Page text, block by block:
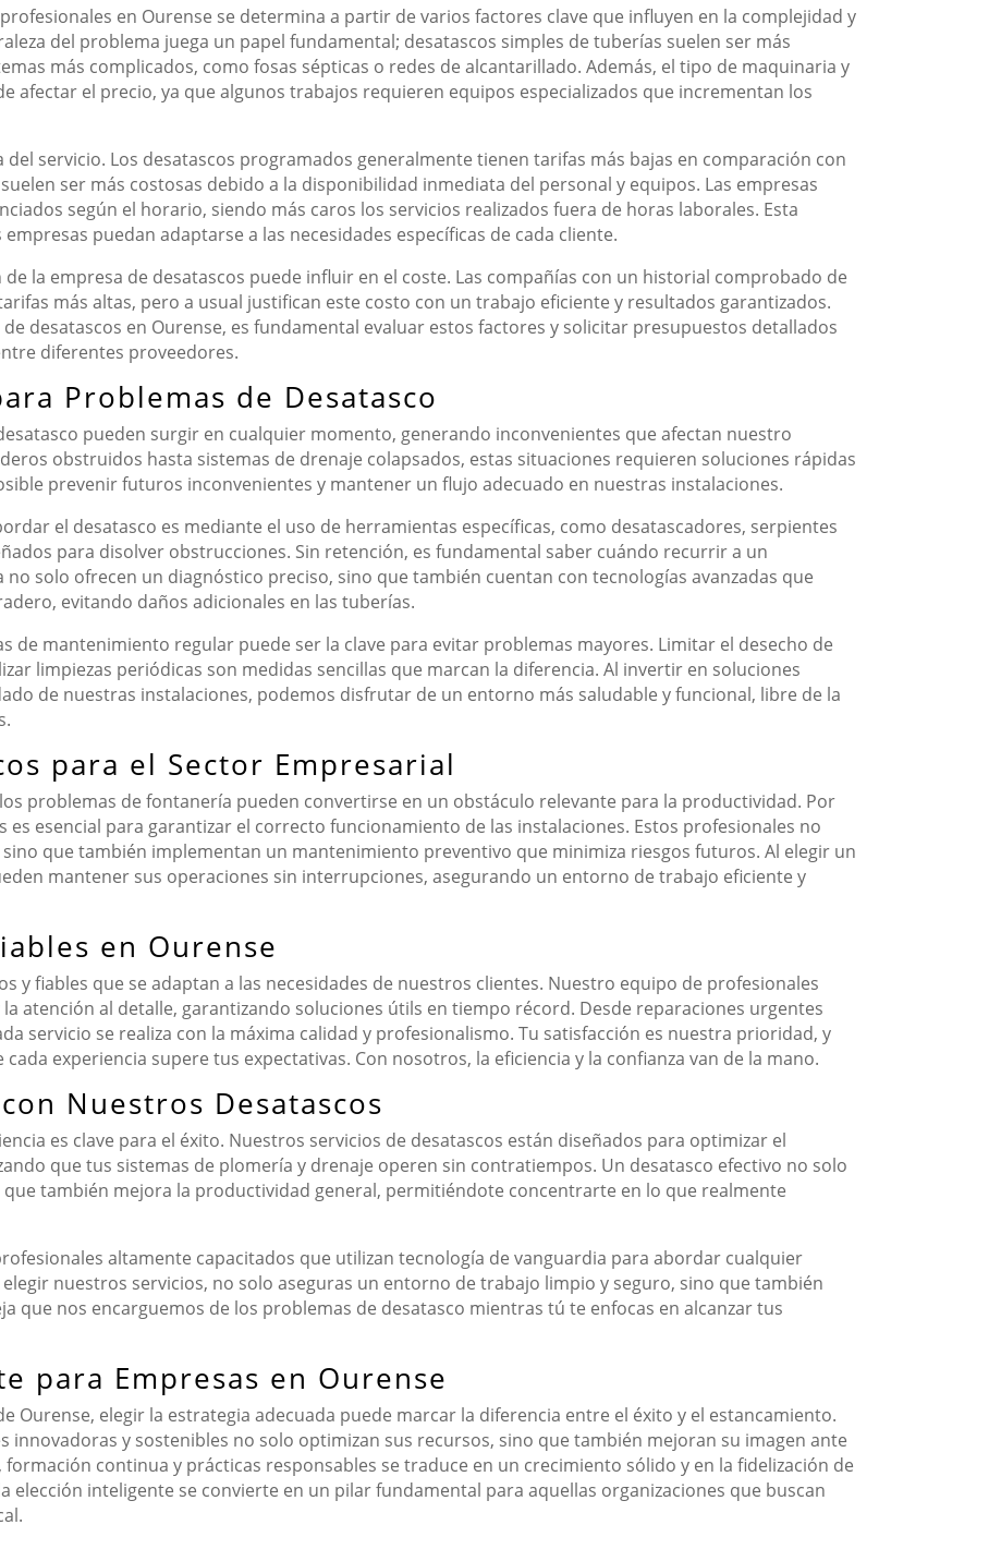
en Ourense se determina a partir de varios factores clave que influyen en la complejidad y
del problema juega un papel fundamental; desatascos simples de tuberías suelen ser más
más complicados, como fosas sépticas o redes de alcantarillado. Además, el tipo de maquinaria y
afectar el precio, ya que algunos trabajos requieren equipos especializados que incrementan los
servicio. Los desatascos programados generalmente tienen tarifas más bajas en comparación con
ser más costosas debido a la disponibilidad inmediata del personal y equipos. Las empresas
según el horario, siendo más caros los servicios realizados fuera de horas laborales. Esta
puedan adaptarse a las necesidades específicas de cada cliente.
la empresa de desatascos puede influir en el coste. Las compañías con un historial comprobado de
más altas, pero a usual justifican este costo con un trabajo eficiente y resultados garantizados.
desatascos en Ourense, es fundamental evaluar estos factores y solicitar presupuestos detallados
diferentes proveedores.
Problemas de Desatasco
pueden surgir en cualquier momento, generando inconvenientes que afectan nuestro
obstruidos hasta sistemas de drenaje colapsados, estas situaciones requieren soluciones rápidas
prevenir futuros inconvenientes y mantener un flujo adecuado en nuestras instalaciones.
el desatasco es mediante el uso de herramientas específicas, como desatascadores, serpientes
para disolver obstrucciones. Sin retención, es fundamental saber cuándo recurrir a un
solo ofrecen un diagnóstico preciso, sino que también cuentan con tecnologías avanzadas que
evitando daños adicionales en las tuberías.
de mantenimiento regular puede ser la clave para evitar problemas mayores. Limitar el desecho de
limpiezas periódicas son medidas sencillas que marcan la diferencia. Al invertir en soluciones
de nuestras instalaciones, podemos disfrutar de un entorno más saludable y funcional, libre de la
para el Sector Empresarial
problemas de fontanería pueden convertirse en un obstáculo relevante para la productividad. Por
es esencial para garantizar el correcto funcionamiento de las instalaciones. Estos profesionales no
que también implementan un mantenimiento preventivo que minimiza riesgos futuros. Al elegir un
mantener sus operaciones sin interrupciones, asegurando un entorno de trabajo eficiente y
en Ourense
y fiables que se adaptan a las necesidades de nuestros clientes. Nuestro equipo de profesionales
atención al detalle, garantizando soluciones útils en tiempo récord. Desde reparaciones urgentes
servicio se realiza con la máxima calidad y profesionalismo. Tu satisfacción es nuestra prioridad, y
experiencia supere tus expectativas. Con nosotros, la eficiencia y la confianza van de la mano.
Nuestros Desatascos
es clave para el éxito. Nuestros servicios de desatascos están diseñados para optimizar el
que tus sistemas de plomería y drenaje operen sin contratiempos. Un desatasco efectivo no solo
también mejora la productividad general, permitiéndote concentrarte en lo que realmente
altamente capacitados que utilizan tecnología de vanguardia para abordar cualquier
nuestros servicios, no solo aseguras un entorno de trabajo limpio y seguro, sino que también
que nos encarguemos de los problemas de desatasco mientras tú te enfocas en alcanzar tus
para Empresas en Ourense
Ourense, elegir la estrategia adecuada puede marcar la diferencia entre el éxito y el estancamiento.
innovadoras y sostenibles no solo optimizan sus recursos, sino que también mejoran su imagen ante
continua y prácticas responsables se traduce en un crecimiento sólido y en la fidelización de
elección inteligente se convierte en un pilar fundamental para aquellas organizaciones que buscan